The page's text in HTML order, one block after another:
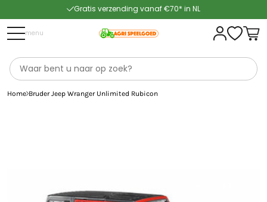
Gratis verzending vanaf €70* in NL
Snelle levering
menu
Home Bruder Jeep Wranger Unlimited Rubicon